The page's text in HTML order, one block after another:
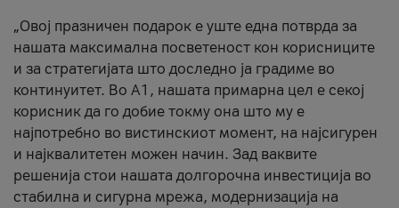
„Овој празничен подарок е уште една потврда за
нашата максимална посветеност кон корисниците
и за стратегијата што доследно ја градиме во
континуитет. Во А1, нашата примарна цел е секој
корисник да го добие токму она што му е
најпотребно во вистинскиот момент, на најсигурен
и најквалитетен можен начин. Зад ваквите
решенија стои нашата долгорочна инвестиција во
стабилна и сигурна мрежа, модернизација на